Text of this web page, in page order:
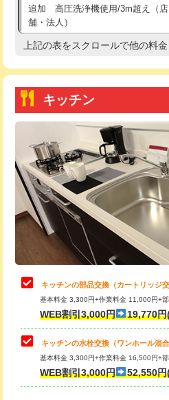
持込商品取付（浄水器・分岐水栓）
持込商品取付（温水洗浄便座）
持込商品取付（普通便座⇔温水洗
給水管工事※（ホール加工)
給水管工事※（バンド止め)
給水管工事※（支持金具設置)
給水管工事※（保温材使用（バン
め込み）)
給水管工事※（土の掘削・埋め戻し
給水管工事※（塩ビ管（VP・HI）使
用/3ｍまで)
給水管工事※（塩ビ管（VP・HI）
用（追加）/3ｍ超え)
給水管工事※（ライニング鋼管・
管・ポリ管・HT管使用/3ｍまで)
追加 高圧洗浄機使用/3m超え（店
舗・法人）
高度高圧洗浄換
トーラー機使用/3mまで
追加トーラー機使用/3m超え
カメラ調査
桝清掃
止水・漏水調査・防水処理・清掃・
理・調整・分解・加工など（軽作業
止水・漏水調査・防水処理・清掃・
理・調整・分解・加工など（中作業
止水・漏水調査・防水処理・清掃
理・調整・分解・加工など（重作
お風呂タンク脱着
その他部品の脱着
上記の表をスクロールで他の料金
キッチン
キッチンの部品交換（カートリッジ交
基本料金 3,300円+作業料金 11,000円+
WEB割引3,000円 19,770円
キッチンの水栓交換（ワンホール混合
基本料金 3,300円+作業料金 16,500円+
WEB割引3,000円 52,550円